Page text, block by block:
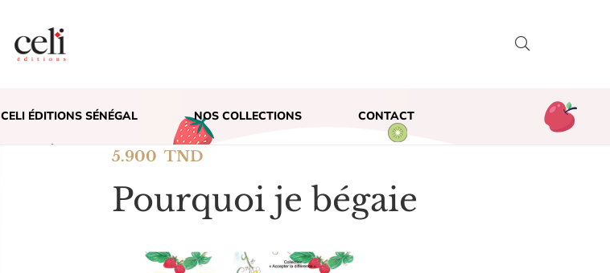
CELI ÉDITIONS SÉNÉGAL NOS COLLECTIONS CONTACT
5.900 TND
Pourquoi je bégaie